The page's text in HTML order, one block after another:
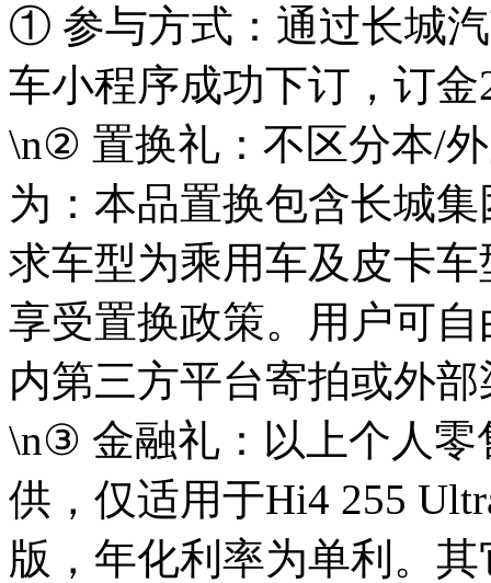
① 参与方式：通过长
车小程序成功下订，订
\n② 置换礼：不区分本/
为：本品置换包含长城
求车型为乘用车及皮卡车型
享受置换政策。用户可自
内第三方平台寄拍或外
\n③ 金融礼：以上个人
供，仅适用于Hi4 255
版，年化利率为单利。